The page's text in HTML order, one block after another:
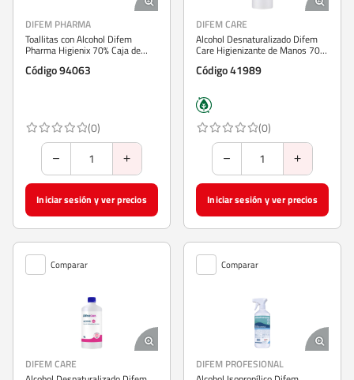
DIFEM PHARMA
Toallitas con Alcohol Difem
Pharma Higienix 70% Caja de
100 Unidades
Código 94063
(0)
Iniciar sesión y ver precios
DIFEM CARE
Alcohol Desnaturalizado Difem
Care Higienizante de Manos 70%
Código 41989
(0)
Iniciar sesión y ver precios
Comparar
DIFEM CARE
Comparar
DIFEM PROFESIONAL